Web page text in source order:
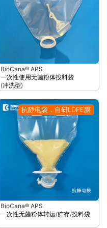
BioCana® APS
一次性使用无菌粉体投料袋
(冲洗型)
抗静电袋，自研LDPE膜
BioCana® APS
一次性无菌粉体转运/贮存/投料袋